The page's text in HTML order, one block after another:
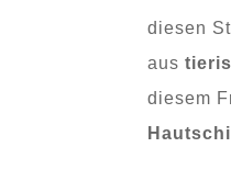
diesen
aus
diesem